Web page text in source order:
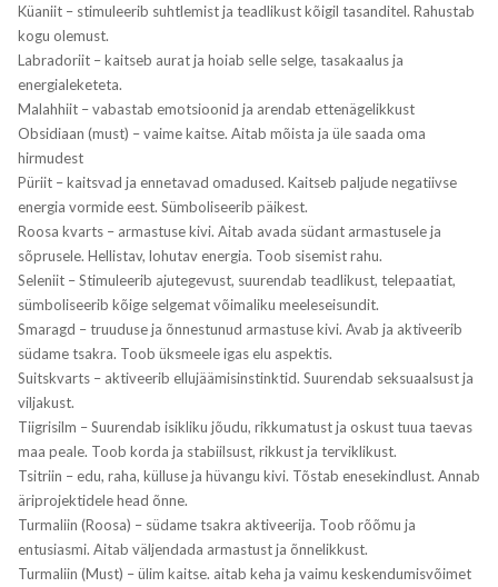
Küaniit – stimuleerib suhtlemist ja teadlikust kõigil tasanditel. Rahustab
kogu olemust.
Labradoriit – kaitseb aurat ja hoiab selle selge, tasakaalus ja
energialeketeta.
Malahhiit – vabastab emotsioonid ja arendab ettenägelikkust
Obsidiaan (must) – vaime kaitse. Aitab mõista ja üle saada oma
hirmudest
Püriit – kaitsvad ja ennetavad omadused. Kaitseb paljude negatiivse
energia vormide eest. Sümboliseerib päikest.
Roosa kvarts – armastuse kivi. Aitab avada südant armastusele ja
sõprusele. Hellistav, lohutav energia. Toob sisemist rahu.
Seleniit – Stimuleerib ajutegevust, suurendab teadlikust, telepaatiat,
sümboliseerib kõige selgemat võimaliku meeleseisundit.
Smaragd – truuduse ja õnnestunud armastuse kivi. Avab ja aktiveerib
südame tsakra. Toob üksmeele igas elu aspektis.
Suitskvarts – aktiveerib ellujäämisinstinktid. Suurendab seksuaalsust ja
viljakust.
Tiigrisilm – Suurendab isikliku jõudu, rikkumatust ja oskust tuua taevas
maa peale. Toob korda ja stabiilsust, rikkust ja terviklikust.
Tsitriin – edu, raha, külluse ja hüvangu kivi. Tõstab enesekindlust. Annab
äriprojektidele head õnne.
Turmaliin (Roosa) – südame tsakra aktiveerija. Toob rõõmu ja
entusiasmi. Aitab väljendada armastust ja õnnelikkust.
Turmaliin (Must) – ülim kaitse. aitab keha ja vaimu keskendumisvõimet